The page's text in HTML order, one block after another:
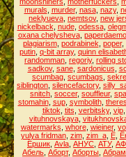
murals murder, nasa, nazy,
neklyueva nemtsov, new
nickelback nude, odessa,
oxana chelysheva,
plagiarism, podrabinek poper,
putin q-bit array, quinn
randomman regoriy, rolling
sadkov, sane, sardonicus
scumbag scumbags
siblington silencefactory,
snitch soccer, souffleur,
stomahin, sup, symbolith,
tiktok tits verbitsky, vip,
vituhnovskaya,
watermarks whore, wieiner,
yulya fridman, zim, zim_a, Ё,
Ёршик Аvla АНУС АТУ,
Абель Аборт, Аборты